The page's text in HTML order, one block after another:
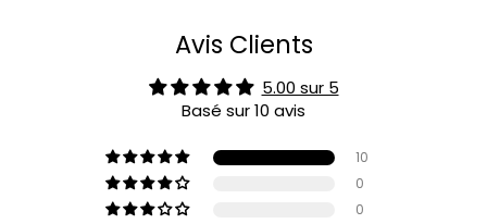
Avis Clients
5.00 sur 5
Basé sur 10 avis
10
0
0